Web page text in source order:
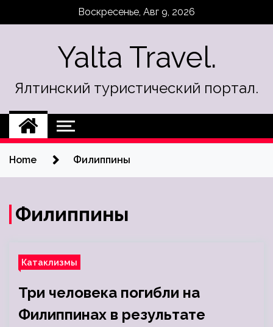
Воскресенье, Авг 9, 2026
Yalta Travel.
Ялтинский туристический портал.
Home Филиппины
Филиппины
Катаклизмы
Три человека погибли на
Филиппинах в результате